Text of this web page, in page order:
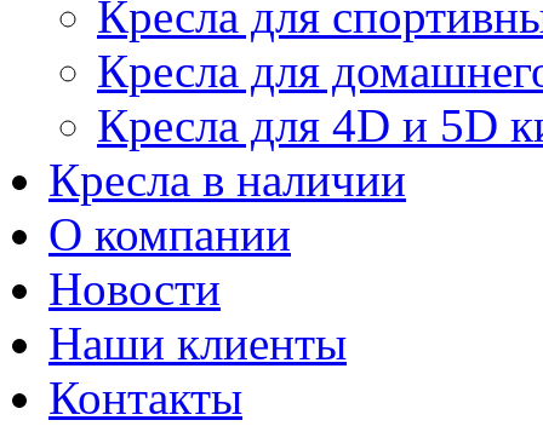
Кресла для
Кресла для
Кресла для 4D и 5D
Кресла в наличии
О компании
Новости
Наши клиенты
Контакты